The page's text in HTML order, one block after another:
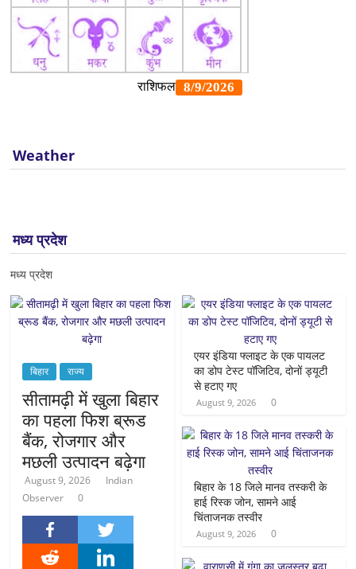
Weather
मध्य प्रदेश
मध्य प्रदेश
बिहार राज्य
सीतामढ़ी में खुला बिहार
का पहला फिश ब्रूड
बैंक, रोजगार और
मछली उत्पादन बढ़ेगा
August 9, 2026
Indian
Observer
0
एयर इंडिया फ्लाइट के एक पायलट
का डोप टेस्ट पॉजिटिव, दोनों ड्यूटी
से हटाए गए
August 9, 2026 0
बिहार के 18 जिले मानव तस्करी के
हाई रिस्क जोन, सामने आई
चिंताजनक तस्वीर
August 9, 2026 0